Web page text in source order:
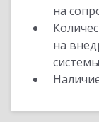
на
на